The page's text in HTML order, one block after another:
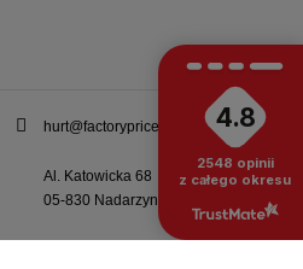
hurt@factoryprice.eu
Al. Katowicka 68
05-830 Nadarzyn
4.8
2548 opinii
z całego okresu